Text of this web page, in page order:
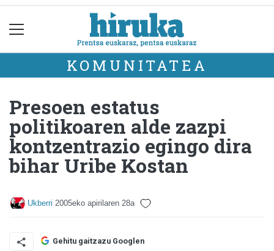
KOMUNITATEA
Presoen estatus
politikoaren alde zazpi
kontzentrazio egingo dira
bihar Uribe Kostan
Ukberri 2005eko apirilaren 28a
Gehitu gaitzazu Googlen